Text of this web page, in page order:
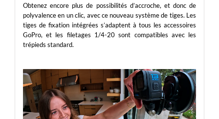
Obtenez encore plus de possibilités d’accroche, et donc de
polyvalence en un clic, avec ce nouveau système de tiges. Les
tiges de fixation intégrées s’adaptent à tous les accessoires
GoPro, et les filetages 1/4-20 sont compatibles avec les
trépieds standard.